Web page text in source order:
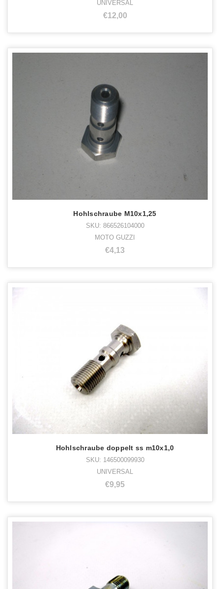
UNIVERSAL
€12,00
Hohlschraube M10x1,25
SKU: 866526104000
MOTO GUZZI
€4,13
Hohlschraube doppelt ss m10x1,0
SKU: 146500099930
UNIVERSAL
€9,95